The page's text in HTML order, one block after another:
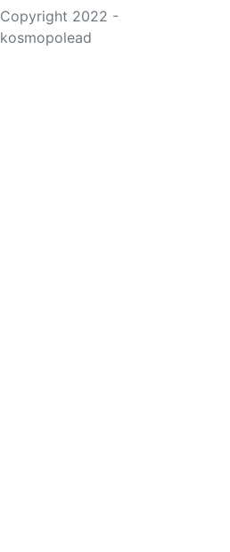
Copyright 2022 -
kosmopolead